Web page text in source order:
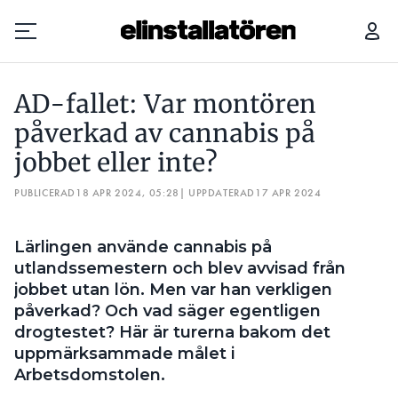
Prenumerera
Hantera prenumeration
Annonsera
Läs E-tidningen
Om tidningen
Kontakt
AD-fallet: Var montören
påverkad av cannabis på
jobbet eller inte?
PUBLICERAD 18 APR 2024, 05:28 | UPPDATERAD 17 APR 2024
Lärlingen använde cannabis på
utlandssemestern och blev avvisad från
jobbet utan lön. Men var han verkligen
påverkad? Och vad säger egentligen
drogtestet? Här är turerna bakom det
uppmärksammade målet i
Arbetsdomstolen.
”VI